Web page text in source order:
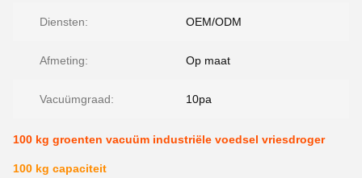
Diensten: OEM/ODM
Afmeting: Op maat
Vacuümgraad: 10pa
100 kg groenten vacuüm industriële voedsel vriesdroger
100 kg capaciteit